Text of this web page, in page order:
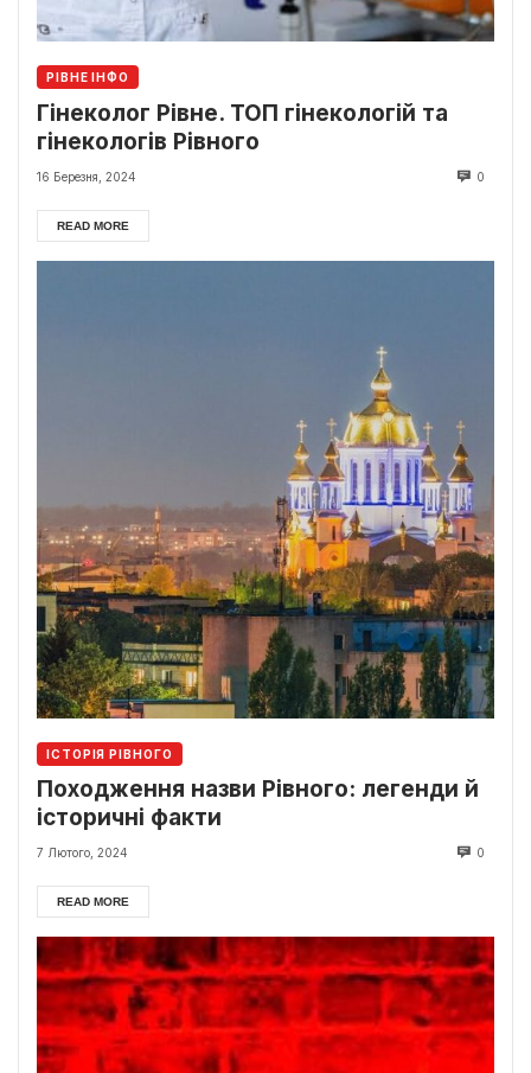
РІВНЕ ІНФО
Гінеколог Рівне. ТОП гінекологій та
гінекологів Рівного
16 Березня, 2024 0
READ MORE
ІСТОРІЯ РІВНОГО
Походження назви Рівного: легенди й
історичні факти
7 Лютого, 2024 0
READ MORE